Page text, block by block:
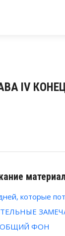
IV
которые
ОБЩИЙ ФОН